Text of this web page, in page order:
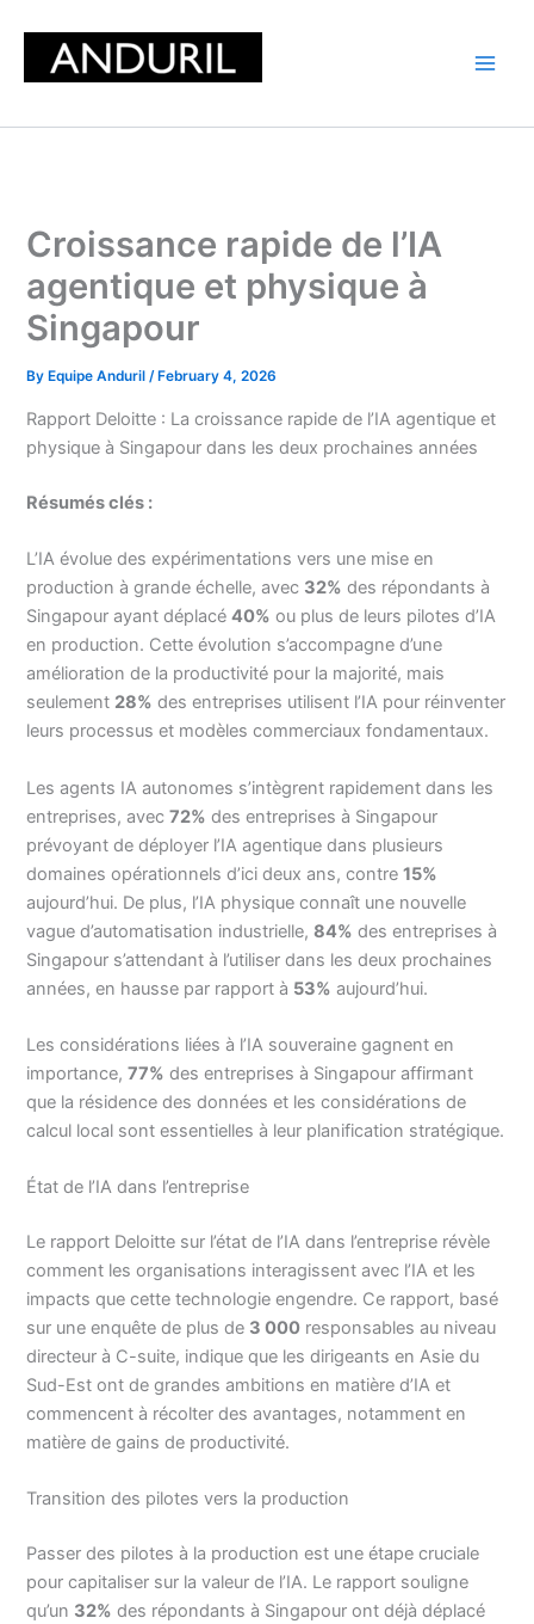
content
Croissance rapide de l’IA
agentique et physique à
Singapour
By Equipe Anduril/ February 4, 2026
Rapport Deloitte : La croissance rapide de l’IA agentique et
physique à Singapour dans les deux prochaines années
Résumés clés :
L’IA évolue des expérimentations vers une mise en
production à grande échelle, avec 32% des répondants à
Singapour ayant déplacé40% ou plus de leurs pilotes d’IA
en production. Cette évolution s’accompagne d’une
amélioration de la productivité pour la majorité, mais
seulement 28% des entreprises utilisent l’IA pour réinventer
leurs processus et modèles commerciaux fondamentaux.
Les agents IA autonomes s’intègrent rapidement dans les
entreprises, avec72% des entreprises à Singapour
prévoyant de déployer l’IA agentique dans plusieurs
domaines opérationnels d’ici deux ans, contre15%
aujourd’hui. De plus, l’IA physique connaît une nouvelle
vague d’automatisation industrielle,84% des entreprises à
Singapour s’attendant à l’utiliser dans les deux prochaines
années, en hausse par rapport à 53% aujourd’hui.
Les considérations liées à l’IA souveraine gagnent en
importance,77% des entreprises à Singapour affirmant
que la résidence des données et les considérations de
calcul local sont essentielles à leur planification stratégique.
État de l’IA dans l’entreprise
Le rapport Deloitte sur l’état de l’IA dans l’entreprise révèle
comment les organisations interagissent avec l’IA et les
impacts que cette technologie engendre. Ce rapport, basé
sur une enquête de plus de 3 000 responsables au niveau
directeur à C-suite, indique que les dirigeants en Asie du
Sud-Est ont de grandes ambitions en matière d’IA et
commencent à récolter des avantages, notamment en
matière de gains de productivité.
Transition des pilotes vers la production
Passer des pilotes à la production est une étape cruciale
pour capitaliser sur la valeur de l’IA. Le rapport souligne
qu’un 32% des répondants à Singapour ont déjà déplacé